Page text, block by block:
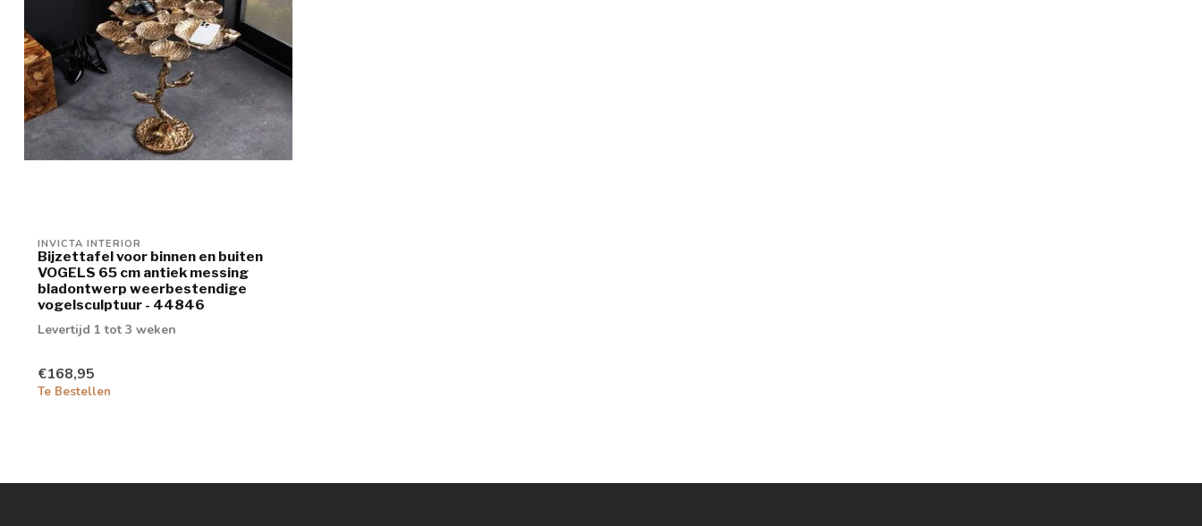
INVICTA INTERIOR
Bijzettafel voor binnen en buiten
VOGELS 65 cm antiek messing
bladontwerp weerbestendige
vogelsculptuur - 44846
Levertijd 1 tot 3 weken
€168,95
Te Bestellen